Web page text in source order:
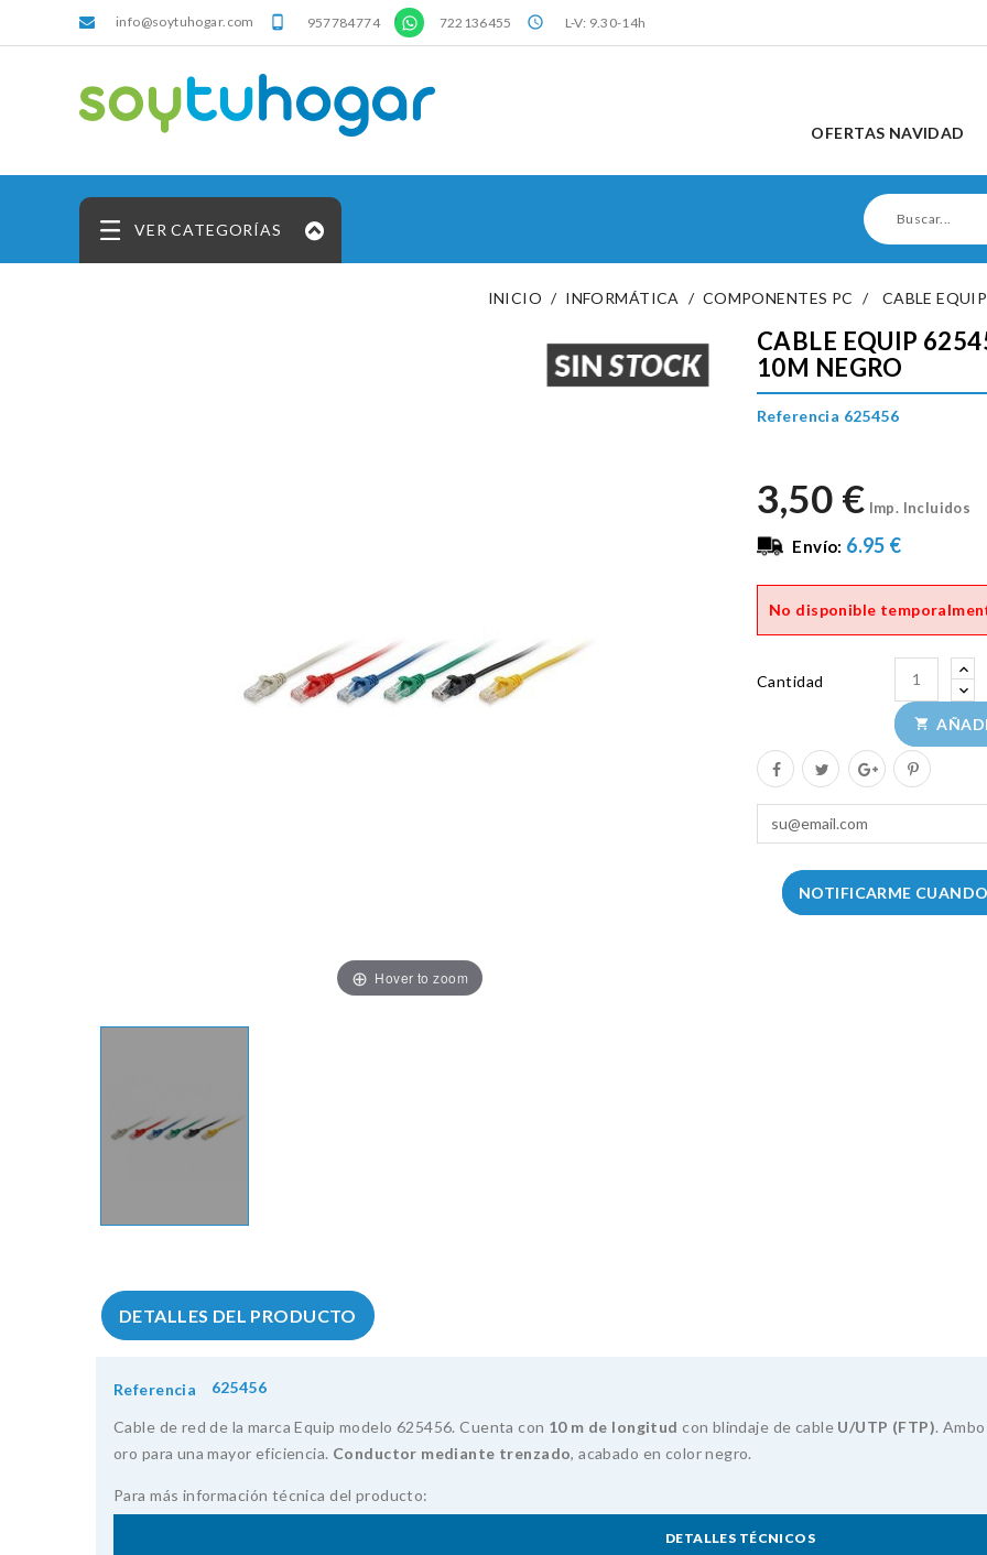
info@soytuhogar.com  957784774 ' 722136455 query_builder L-V: 9.30-14h
OFERTAS NAVIDAD
VER CATEGORÍAS
INICIO INFORMÁTICA COMPONENTES PC CABLE
Hover to zoom
CABLE EQUIP
10M NEGRO
Referencia 625456
3,50 € Imp. Incluidos
Envío: 6.95 €
No disponible
Cantidad

NOTIFICARME
DETALLES DEL PRODUCTO
Referencia 625456
Cable de red de la marca Equip modelo 625456. Cuenta con 10 m de longitud con blindaje de cable U/UTP (FTP).
oro para una mayor eficiencia. Conductor mediante trenzado, acabado en color negro.
Para más información técnica del producto:
DETALLES TÉCNICOS